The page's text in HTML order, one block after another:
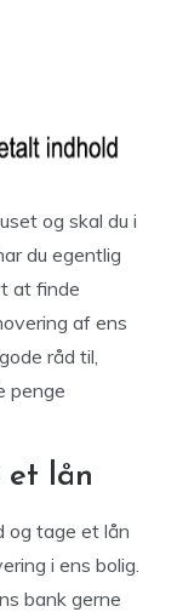
og skal du i
du egentlig
at finde
af ens
råd til,
penge
et lån
og tage et lån
i ens bolig.
bank gerne